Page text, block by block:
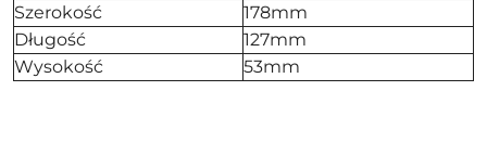
Szerokość
178mm
Długość
127mm
Wysokość
53mm